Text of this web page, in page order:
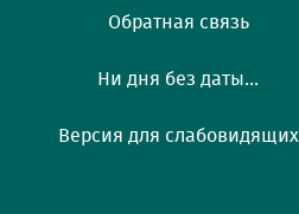
Обратная связь
Ни дня без даты...
Версия для слабовидящих